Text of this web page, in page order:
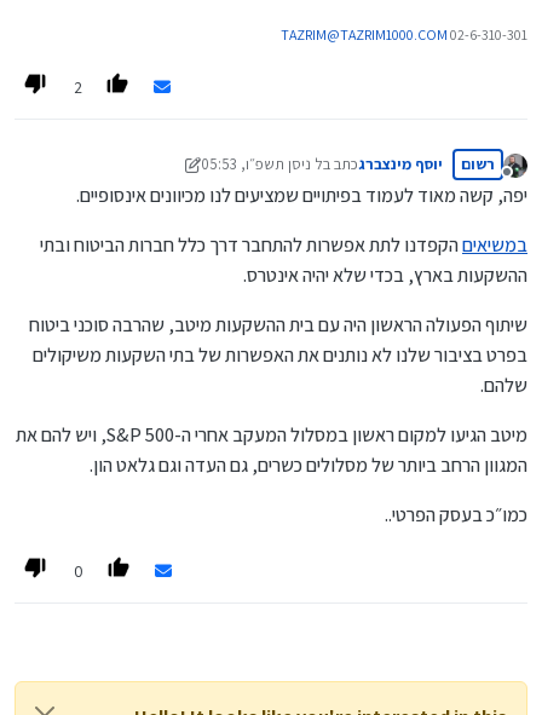
02-6-310-301
TAZRIM@TAZRIM1000.COM
2
מנותק
רשום יוסף מינצברגכתב בל ניסן תשפ״ו, 05:53
נערך לאחרונה על ידי יוסף מינצברג
יפה, קשה מאוד לעמוד בפיתויים שמציעים לנו מכיוונים אינסופיים.
במשיאיםהקפדנו לתת אפשרות להתחבר דרך כלל חברות הביטוח ובתי
ההשקעות בארץ, בכדי שלא יהיה אינטרס.
שיתוף הפעולה הראשון היה עם בית ההשקעות מיטב, שהרבה סוכני ביטוח
בפרט בציבור שלנו לא נותנים את האפשרות של בתי השקעות משיקולים
שלהם.
מיטב הגיעו למקום ראשון במסלול המעקב אחרי ה-S&P 500, ויש להם את
המגוון הרחב ביותר של מסלולים כשרים, גם העדה וגם גלאט הון.
כמו״כ בעסק הפרטי..
0